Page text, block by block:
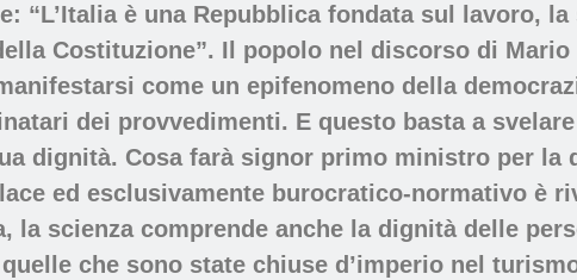
“L’Italia è una Repubblica fondata sul lavoro,
Costituzione”. Il popolo nel discorso di
come un epifenomeno della
dei provvedimenti. E questo basta a
dignità. Cosa farà signor primo ministro per
ed esclusivamente burocratico-normativo è
la scienza comprende anche la dignità delle
che sono state chiuse d’imperio nel